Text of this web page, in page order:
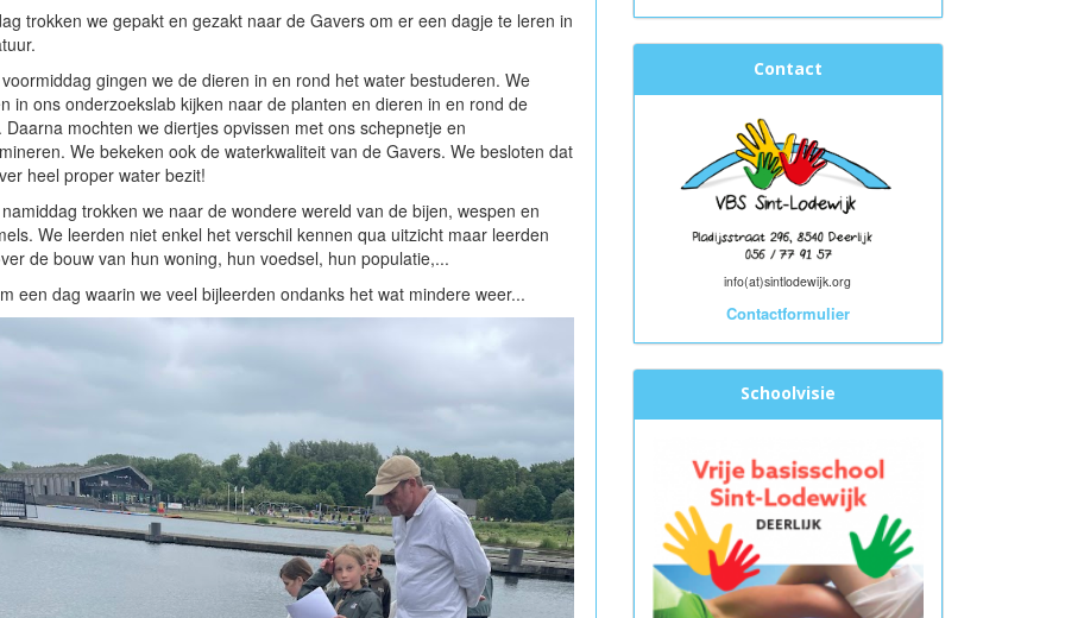
trokken we gepakt en gezakt naar de Gavers om er een dagje te leren in
gingen we de dieren in en rond het water bestuderen. We
in ons onderzoekslab kijken naar de planten en dieren in en rond de
Daarna mochten we diertjes opvissen met ons schepnetje en
We bekeken ook de waterkwaliteit van de Gavers. We besloten dat
heel proper water bezit!
trokken we naar de wondere wereld van de bijen, wespen en
We leerden niet enkel het verschil kennen qua uitzicht maar leerden
de bouw van hun woning, hun voedsel, hun populatie,...
een dag waarin we veel bijleerden ondanks het wat mindere weer...
Contact
info(at)sintlodewijk.org
Contactformulier
Schoolvisie